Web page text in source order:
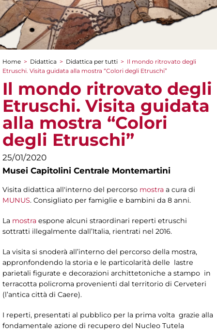
Tu sei qui
Home > Didattica > Didattica per tutti > Il mondo ritrovato degli
Etruschi. Visita guidata alla mostra “Colori degli Etruschi”
Il mondo ritrovato degli
Etruschi. Visita guidata
alla mostra “Colori
degli Etruschi”
25/01/2020
Musei Capitolini Centrale Montemartini
Visita didattica all'interno del percorso mostra a cura di
MUNUS. Consigliato per famiglie e bambini da 8 anni.
La mostra espone alcuni straordinari reperti etruschi
sottratti illegalmente dall’Italia, rientrati nel 2016.
La visita si snoderà all’interno del percorso della mostra,
appronfondendo la storia e le particolarità delle lastre
parietali figurate e decorazioni archittetoniche a stampo in
terracotta policroma provenienti dal territorio di Cerveteri
(l’antica città di Caere).
I reperti, presentati al pubblico per la prima volta grazie alla
fondamentale azione di recupero del Nucleo Tutela